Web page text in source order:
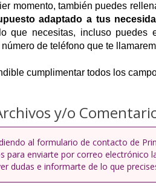
momento, también puedes
adaptado a tus
que necesitas, incluso puedes
de teléfono que te
cumplimentar todos los
y/o
al formulario de contacto de
para enviarte por correo electrónico
dudas e informarte de lo que